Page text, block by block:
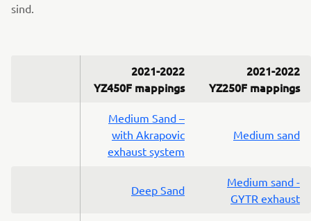
sind.
2021-2022
YZ450F mappings
2021-2022
YZ250F mappings
Medium Sand –
with Akrapovic
exhaust system
Medium sand
Deep Sand
Medium sand -
GYTR exhaust